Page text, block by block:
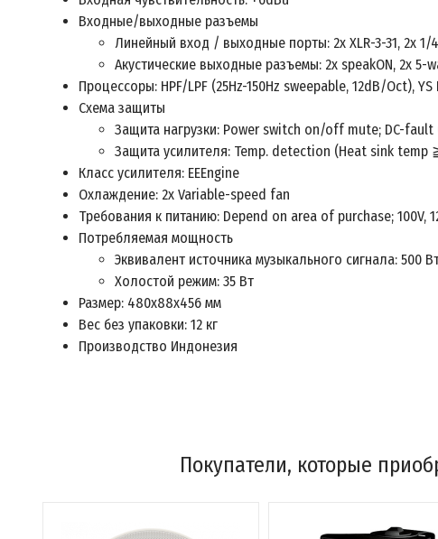
Входные/выходные разъемы
Линейный вход / выходные порты: 2x XLR-3-31, 2x 1/
Акустические выходные разъемы: 2x speakON, 2x
Процессоры: HPF/LPF (25Hz-150Hz sweepable, 12dB/Oct),
Схема защиты
Защита нагрузки: Power switch on/off mute; DC-
Защита усилителя: Temp. detection (Heat sink
Класс усилителя: EEEngine
Охлаждение: 2x Variable-speed fan
Требования к питанию: Depend on area of purchase; 100V,
Потребляемая мощность
Эквивалент источника музыкального сигнала: 500
Холостой режим: 35 Вт
Размер: 480х88х456 мм
Вес без упаковки: 12 кг
Производство Индонезия
Покупатели, которые